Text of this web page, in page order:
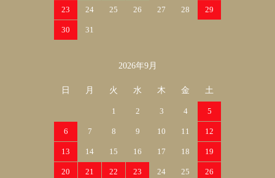
23 24 25 26 27 28 29
30 31
2026年9月
日 月 火 水 木 金 土
1 2 3 4 5
6 7 8 9 10 11 12
13 14 15 16 17 18 19
20 21 22 23 24 25 26